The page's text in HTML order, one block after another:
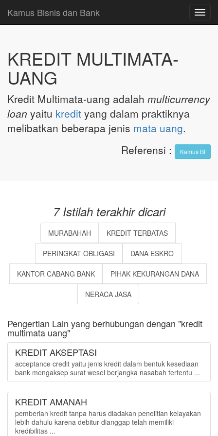
Kamus Bisnis dan Bank
KREDIT MULTIMATA-
UANG
Kredit Multimata-uang adalah multicurrency
loan yaitu kredit yang dalam praktiknya
melibatkan beberapa jenis mata uang.
Referensi : Kamus BI
7 Istilah terakhir dicari
MURABAHAH KREDIT TERBATAS
PERINGKAT OBLIGASI DANA ESKRO
KANTOR CABANG BANK PIHAK KEKURANGAN DANA
NERACA JASA
Pengertian Lain yang berhubungan dengan "kredit
multimata uang"
KREDIT AKSEPTASI
acceptance credit yaitu jenis kredit dalam bentuk kesediaan
bank mengaksep surat wesel berjangka nasabah tertentu ...
KREDIT AMANAH
pemberian kredit tanpa harus diadakan penelitian kelayakan
lebih dahulu karena debitur dianggap telah memiliki
kredibilitas ...